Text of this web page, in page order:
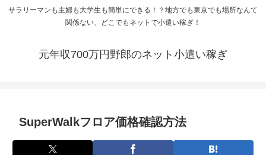
サラリーマンも主婦も大学生も簡単にできる！？地方でも東京でも場所なんて
関係ない、どこでもネットで小遣い稼ぎ！
元年収700万円野郎のネット小遣い稼ぎ
SuperWalkフロア価格確認方法